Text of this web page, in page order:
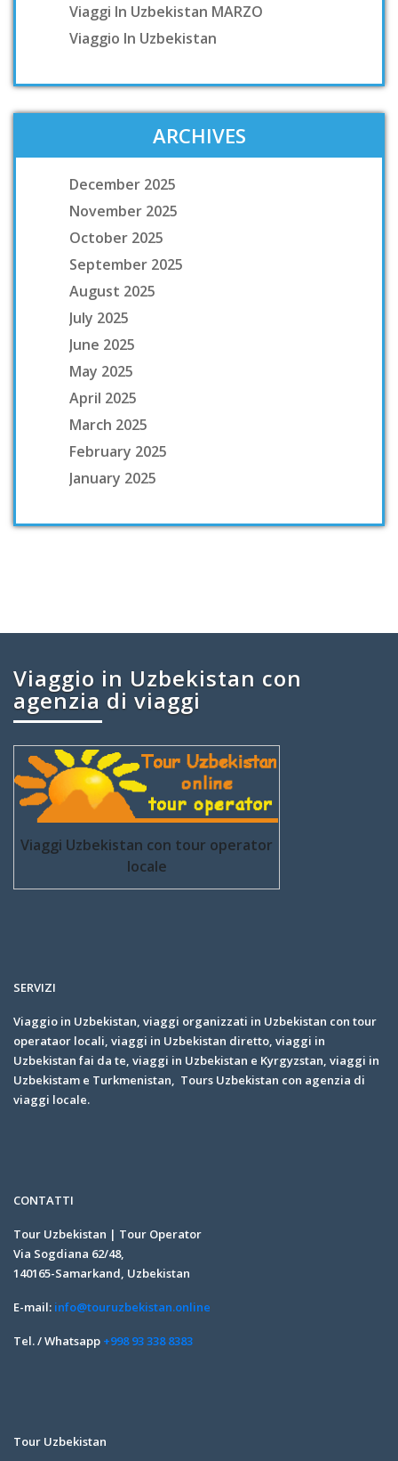
Viaggi In Uzbekistan MARZO
Viaggio In Uzbekistan
ARCHIVES
December 2025
November 2025
October 2025
September 2025
August 2025
July 2025
June 2025
May 2025
April 2025
March 2025
February 2025
January 2025
Viaggio in Uzbekistan con
agenzia di viaggi
Viaggi Uzbekistan con tour operator
locale
SERVIZI
Viaggio in Uzbekistan, viaggi organizzati in Uzbekistan con tour
operataor locali, viaggi in Uzbekistan diretto, viaggi in
Uzbekistan fai da te, viaggi in Uzbekistan e Kyrgyzstan, viaggi in
Uzbekistam e Turkmenistan, Tours Uzbekistan con agenzia di
viaggi locale.
CONTATTI
Tour Uzbekistan | Tour Operator
Via Sogdiana 62/48,
140165-Samarkand, Uzbekistan
E-mail: info@touruzbekistan.online
Tel. / Whatsapp +998 93 338 8383
Tour Uzbekistan